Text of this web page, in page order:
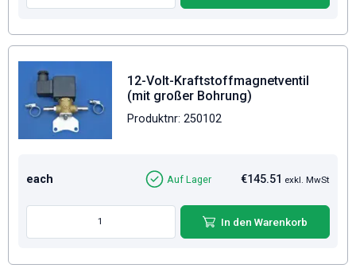
12-Volt-Kraftstoffmagnetventil
(mit großer Bohrung)
Produktnr: 250102
each €145.51 exkl. MwSt
Auf Lager
In den Warenkorb